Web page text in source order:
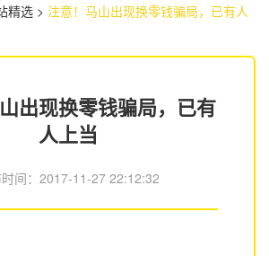
精选 > 注意！马山出现换零钱骗局，已有人
出现换零钱骗局，已有
人上当
间： 2017-11-27 22:12:32